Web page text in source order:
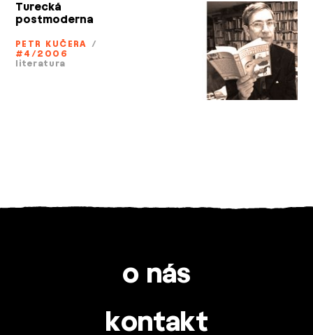
Turecká
postmoderna
PETR KUČERA /
#4/2006
literatura
o nás
kontakt